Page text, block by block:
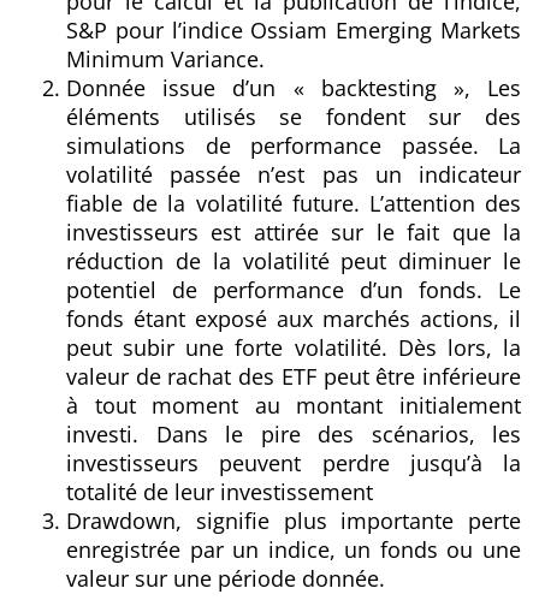
S&P pour l’indice Ossiam Emerging Markets
Minimum Variance.
Donnée issue d’un « backtesting », Les
éléments utilisés se fondent sur des
simulations de performance passée. La
volatilité passée n’est pas un indicateur
fiable de la volatilité future. L’attention des
investisseurs est attirée sur le fait que la
réduction de la volatilité peut diminuer le
potentiel de performance d’un fonds. Le
fonds étant exposé aux marchés actions, il
peut subir une forte volatilité. Dès lors, la
valeur de rachat des ETF peut être inférieure
à tout moment au montant initialement
investi. Dans le pire des scénarios, les
investisseurs peuvent perdre jusqu’à la
totalité de leur investissement
Drawdown, signifie plus importante perte
enregistrée par un indice, un fonds ou une
valeur sur une période donnée.